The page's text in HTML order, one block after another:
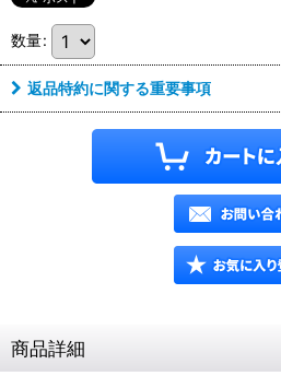
数量:
返品特約に関する重要事項
商品詳細